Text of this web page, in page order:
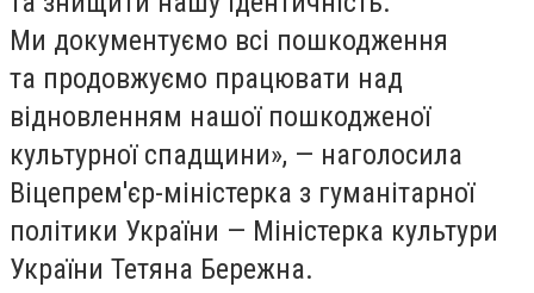
Ми документуємо всі пошкодження
та продовжуємо працювати над
відновленням нашої пошкодженої
культурної спадщини», — наголосила
Віцепрем'єр-міністерка з гуманітарної
політики України — Міністерка культури
України Тетяна Бережна.